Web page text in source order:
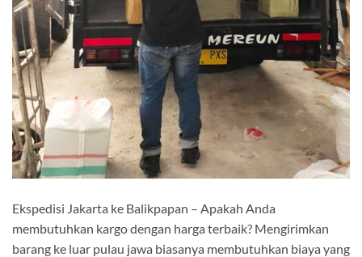
Ekspedisi Jakarta ke Balikpapan – Apakah Anda
membutuhkan kargo dengan harga terbaik? Mengirimkan
barang ke luar pulau jawa biasanya membutuhkan biaya yang